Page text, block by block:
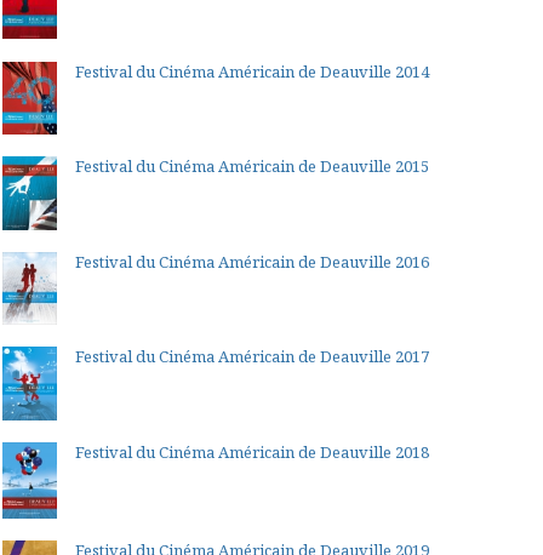
Festival du Cinéma Américain de Deauville 2014
Festival du Cinéma Américain de Deauville 2015
Festival du Cinéma Américain de Deauville 2016
Festival du Cinéma Américain de Deauville 2017
Festival du Cinéma Américain de Deauville 2018
Festival du Cinéma Américain de Deauville 2019